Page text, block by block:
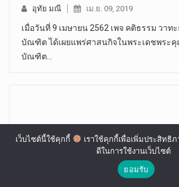
อุทัย มณี เม.ย. 09, 2019
เมื่อวันที่ 9 เมษายน 2562 เพจ คติธรรม วาท
บัณฑิต ได้เผยแพร่ศาสนกิจในพระเดชพระ
บัณฑิต…
เว็บไซต์นี้ใช้คุกกี้
เราใช้คุกกี้เพื่อเพิ่มประสิทธิ
ดีในการใช้งานเว็บไซต์
ยอมรับ